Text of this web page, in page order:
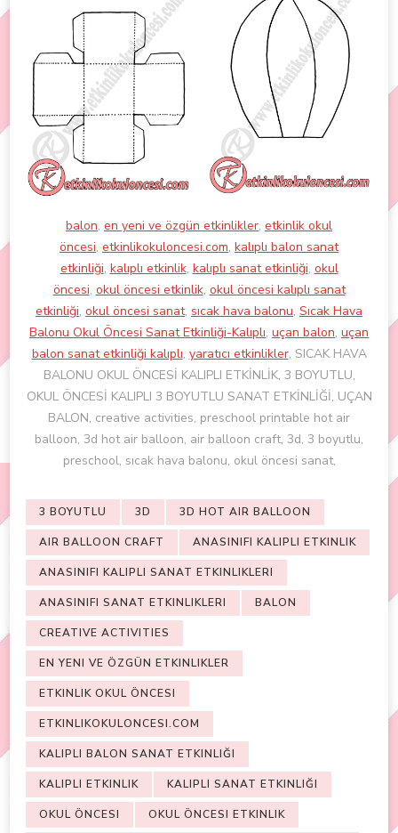
balon, en yeni ve özgün etkinlikler, etkinlik okul
öncesi, etkinlikokuloncesi.com, kalıplı balon sanat
etkinliği, kalıplı etkinlik, kalıplı sanat etkinliği, okul
öncesi, okul öncesi etkinlik, okul öncesi kalıplı sanat
etkinliği, okul öncesi sanat, sıcak hava balonu, Sıcak Hava
Balonu Okul Öncesi Sanat Etkinliği-Kalıplı, uçan balon, uçan
balon sanat etkinliği kalıplı, yaratıcı etkinlikler, SICAK HAVA
BALONU OKUL ÖNCESİ KALIPLI ETKİNLİK, 3 BOYUTLU,
OKUL ÖNCESİ KALIPLI 3 BOYUTLU SANAT ETKİNLİĞİ, UÇAN
BALON, creative activities, preschool printable hot air
balloon, 3d hot air balloon, air balloon craft, 3d, 3 boyutlu,
preschool, sıcak hava balonu, okul öncesi sanat,
3 BOYUTLU 3D 3D HOT AIR BALLOON
AIR BALLOON CRAFT ANASINIFI KALIPLI ETKINLIK
ANASINIFI KALIPLI SANAT ETKINLIKLERI
ANASINIFI SANAT ETKINLIKLERI BALON
CREATIVE ACTIVITIES
EN YENI VE ÖZGÜN ETKINLIKLER
ETKINLIK OKUL ÖNCESI
ETKINLIKOKULONCESI.COM
KALIPLI BALON SANAT ETKINLIĞI
KALIPLI ETKINLIK KALIPLI SANAT ETKINLIĞI
OKUL ÖNCESI OKUL ÖNCESI ETKINLIK